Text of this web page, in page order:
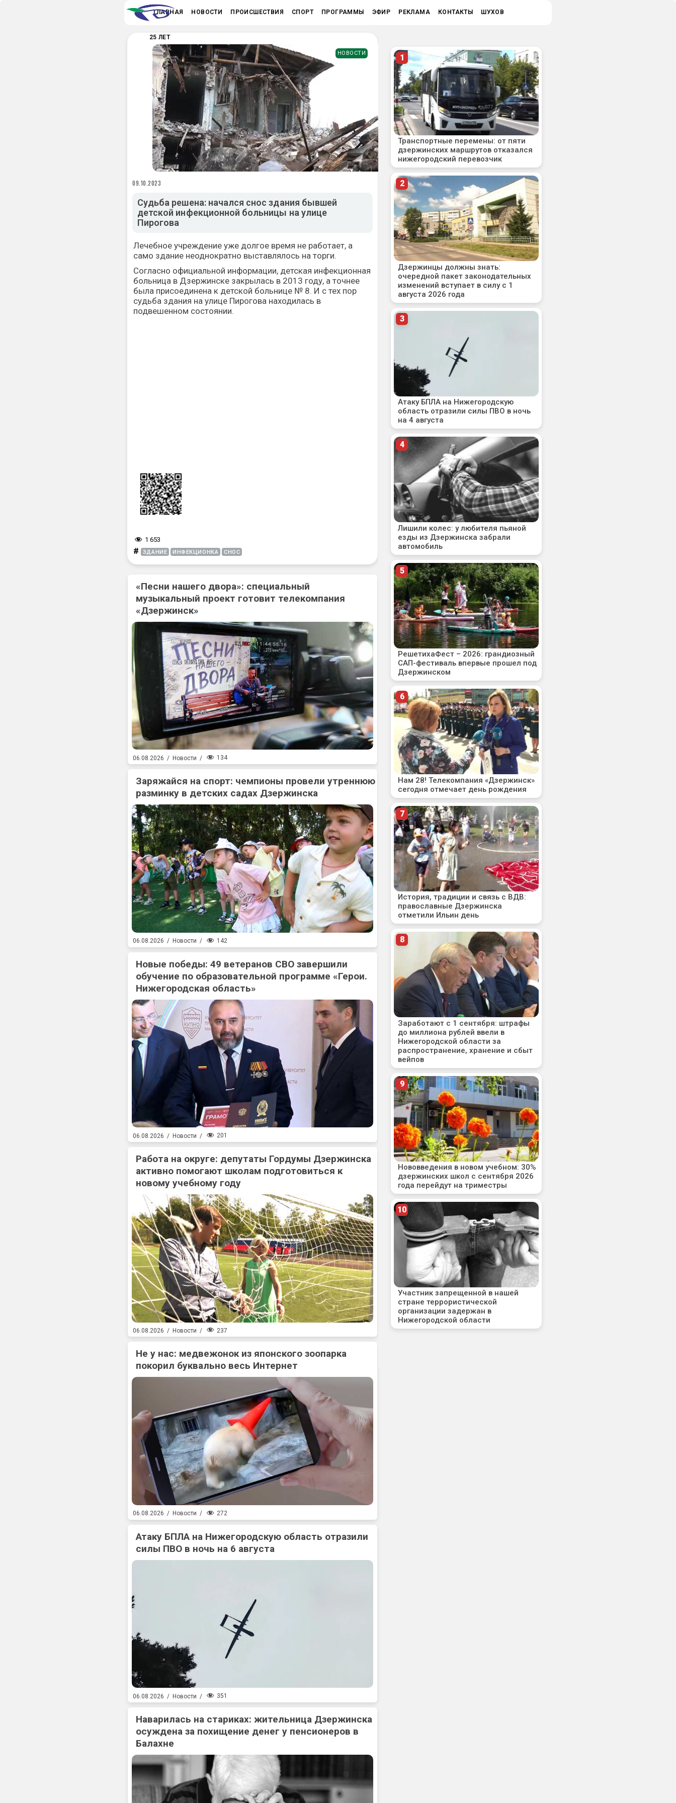
ГЛАВНАЯ НОВОСТИ ПРОИСШЕСТВИЯ СПОРТ ПРОГРАММЫ ЭФИР РЕКЛАМА КОНТАКТЫ ШУХОВ
25 ЛЕТ
НОВОСТИ
09.10.2023
Судьба решена: начался снос здания бывшей
детской инфекционной больницы на улице
Пирогова
Лечебное учреждение уже долгое время не работает, а
само здание неоднократно выставлялось на торги.
Согласно официальной информации, детская инфекционная
больница в Дзержинске закрылась в 2013 году, а точнее
была присоединена к детской больнице № 8. И с тех пор
судьба здания на улице Пирогова находилась в
подвешенном состоянии.
1 653
# ЗДАНИЕ ИНФЕКЦИОНКА СНОС
«Песни нашего двора»: специальный
музыкальный проект готовит телекомпания
«Дзержинск»
06.08.2026 / Новости / 134
Заряжайся на спорт: чемпионы провели утреннюю
разминку в детских садах Дзержинска
06.08.2026 / Новости / 142
Новые победы: 49 ветеранов СВО завершили
обучение по образовательной программе «Герои.
Нижегородская область»
06.08.2026 / Новости / 201
Работа на округе: депутаты Гордумы Дзержинска
активно помогают школам подготовиться к
новому учебному году
06.08.2026 / Новости / 237
Не у нас: медвежонок из японского зоопарка
покорил буквально весь Интернет
06.08.2026 / Новости / 272
Атаку БПЛА на Нижегородскую область отразили
силы ПВО в ночь на 6 августа
06.08.2026 / Новости / 351
Наварилась на стариках: жительница Дзержинска
осуждена за похищение денег у пенсионеров в
Балахне